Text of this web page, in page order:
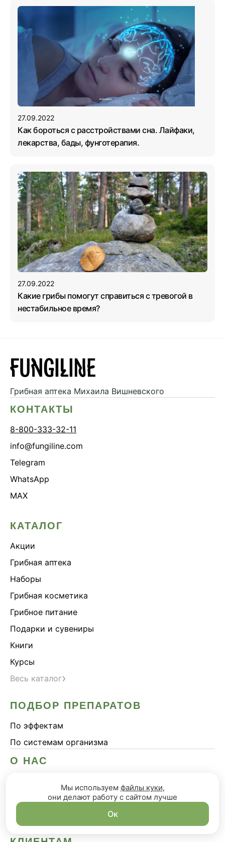
27.09.2022
Как бороться с расстройствами сна. Лайфаки,
лекарства, бады, фунготерапия.
27.09.2022
Какие грибы помогут справиться с тревогой в
нестабильное время?
Грибная аптека Михаила Вишневского
КОНТАКТЫ
8-800-333-32-11
info@fungiline.com
Telegram
WhatsApp
MAX
КАТАЛОГ
Акции
Грибная аптека
Наборы
Грибная косметика
Грибное питание
Подарки и сувениры
Книги
Курсы
Весь каталог›
ПОДБОР ПРЕПАРАТОВ
По эффектам
По системам организма
О НАС
Мы используем файлы куки,
они делают работу с сайтом лучше
Ок